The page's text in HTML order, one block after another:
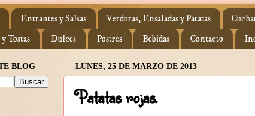
Entrantes y Salsas Verduras, Ensaladas y Patatas
Tostas
Dulces Postres Bebidas Contacto
LUNES, 25 DE MARZO DE 2013
Patatas rojas.
BLOG